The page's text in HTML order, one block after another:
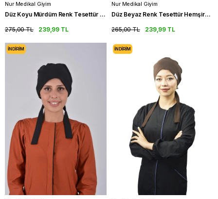
Nur Medikal Giyim
Düz Koyu Mürdüm Renk Tesettür Hemşire Bonesi Doktor Cerrahi Bone
239,99 TL
275,00 TL
Nur Medikal Giyim
Düz Beyaz Renk Tesettür Hemşire Bonesi Doktor Hekim Cerrahi Bone
239,99 TL
265,00 TL
İNDIRIM İNDIRIM